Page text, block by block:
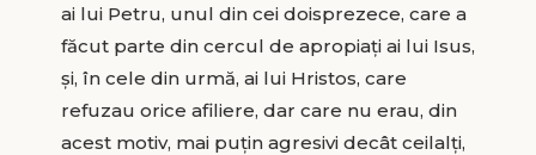
ai lui Petru, unul din cei doisprezece, care a
făcut parte din cercul de apropiaţi ai lui Isus,
şi, în cele din urmă, ai lui Hristos, care
refuzau orice afiliere, dar care nu erau, din
acest motiv, mai puţin agresivi decât ceilalţi,